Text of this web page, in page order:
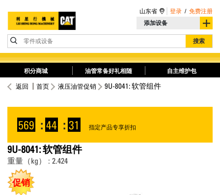
添加设备
零件或设备 搜索
山东省 登录 / 免费注册
积分商城 油管常备好礼相随 自主维护包
返回 首页 液压油管促销 9U-8041: 软管组件
569 : 44 : 31 指定产品专享折扣
9U-8041: 软管组件
重量（kg） : 2.424
促销